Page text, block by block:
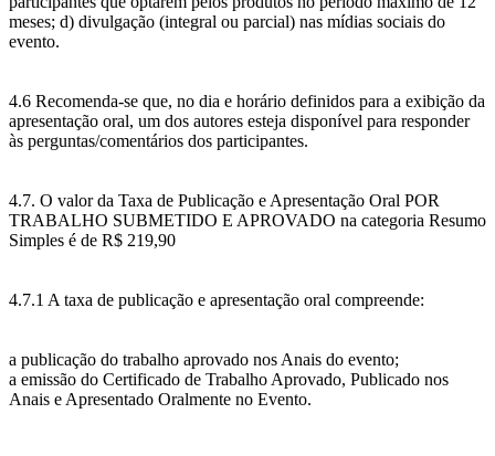
meses; d) divulgação (integral ou parcial) nas mídias sociais do
evento.
4.6 Recomenda-se que, no dia e horário definidos para a exibição da
apresentação oral, um dos autores esteja disponível para responder
às perguntas/comentários dos participantes.
4.7. O valor da Taxa de Publicação e Apresentação Oral POR
TRABALHO SUBMETIDO E APROVADO na categoria Resumo
Simples é de R$ 219,90
4.7.1 A taxa de publicação e apresentação oral compreende:
a publicação do trabalho aprovado nos Anais do evento;
a emissão do Certificado de Trabalho Aprovado, Publicado nos
Anais e Apresentado Oralmente no Evento.